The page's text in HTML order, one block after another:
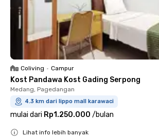
Coliving • Campur
Kost Pandawa Kost Gading Serpong
Medang, Pagedangan
4.3 km dari lippo mall karawaci
mulai dari Rp1.250.000 /bulan
Lihat info lebih banyak